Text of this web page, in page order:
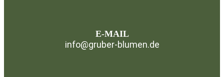
E-MAIL
info@gruber-blumen.de